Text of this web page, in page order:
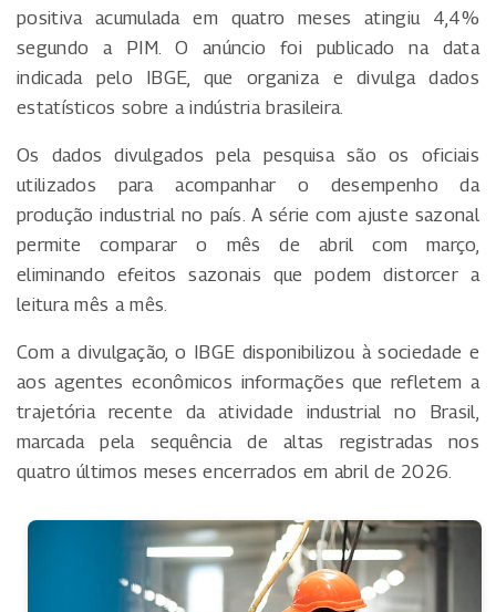
positiva acumulada em quatro meses atingiu 4,4%
segundo a PIM. O anúncio foi publicado na data
indicada pelo IBGE, que organiza e divulga dados
estatísticos sobre a indústria brasileira.
Os dados divulgados pela pesquisa são os oficiais
utilizados para acompanhar o desempenho da
produção industrial no país. A série com ajuste sazonal
permite comparar o mês de abril com março,
eliminando efeitos sazonais que podem distorcer a
leitura mês a mês.
Com a divulgação, o IBGE disponibilizou à sociedade e
aos agentes econômicos informações que refletem a
trajetória recente da atividade industrial no Brasil,
marcada pela sequência de altas registradas nos
quatro últimos meses encerrados em abril de 2026.